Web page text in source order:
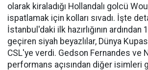
olarak kiraladığı Hollandalı golcü
ispatlamak için kolları sıvadı. İşte
İstanbul'daki ilk hazırlığının
geçiren siyah beyazlılar, Dünya
CSL'ye verdi. Gedson Fernandes ve
performans açısından diğer isimleri